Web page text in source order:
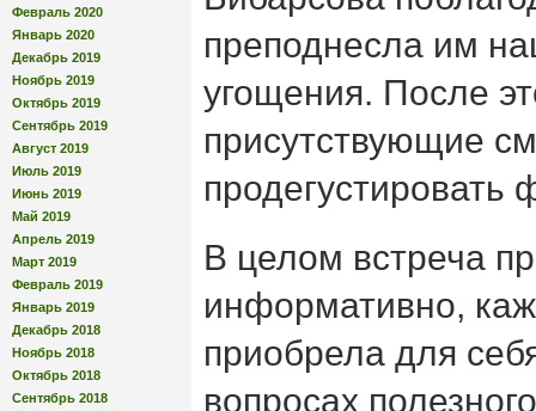
Февраль 2020
Январь 2020
Декабрь 2019
Ноябрь 2019
Октябрь 2019
Сентябрь 2019
Август 2019
Июль 2019
Июнь 2019
Май 2019
Апрель 2019
Март 2019
Февраль 2019
Январь 2019
Декабрь 2018
Ноябрь 2018
Октябрь 2018
Сентябрь 2018
преподнесла им
угощения. После
присутствующие
продегустировать
В целом встреча
информативно,
приобрела для
вопросах